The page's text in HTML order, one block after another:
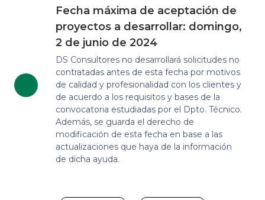
Fecha máxima de aceptación de
proyectos a desarrollar: domingo,
2 de junio de 2024
DS Consultores no desarrollará solicitudes no
contratadas antes de esta fecha por motivos
de calidad y profesionalidad con los clientes y
de acuerdo a los requisitos y bases de la
convocatoria estudiadas por el Dpto. Técnico.
Además, se guarda el derecho de
modificación de esta fecha en base a las
actualizaciones que haya de la información
de dicha ayuda.